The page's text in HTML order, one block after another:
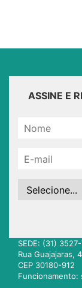
ASSINE E
SEDE: (31)
Rua Guajajaras,
CEP 30180-912
Funcionamento: